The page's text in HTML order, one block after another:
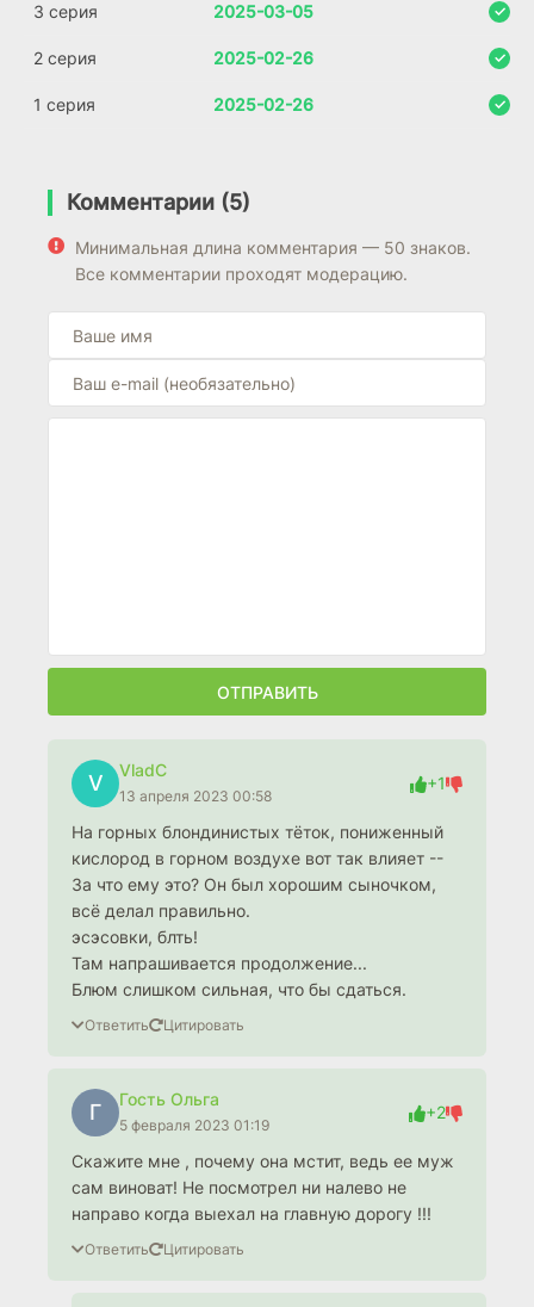
3 серия 2025-03-05
2 серия 2025-02-26
1 серия 2025-02-26
Комментарии (5)
Минимальная длина комментария — 50 знаков.
Все комментарии проходят модерацию.
ОТПРАВИТЬ
V
VladC
13 апреля 2023 00:58
+1
На горных блондинистых тёток, пониженный
кислород в горном воздухе вот так влияет --
За что ему это? Он был хорошим сыночком,
всё делал правильно.
эсэсовки, блть!
Там напрашивается продолжение...
Блюм слишком сильная, что бы сдаться.
Ответить Цитировать
Г
Гость Ольга
5 февраля 2023 01:19
+2
Скажите мне , почему она мстит, ведь ее муж
сам виноват! Не посмотрел ни налево не
направо когда выехал на главную дорогу !!!
Ответить Цитировать